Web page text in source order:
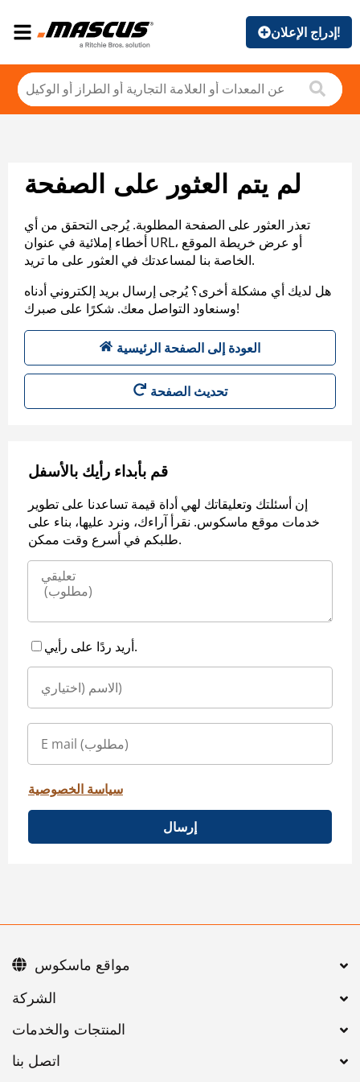
إدراج الإعلان!
لم يتم العثور على الصفحة
تعذر العثور على الصفحة المطلوبة. يُرجى التحقق من أي
أخطاء إملائية في عنوان URL، أو عرض خريطة الموقع
الخاصة بنا لمساعدتك في العثور على ما تريد.
هل لديك أي مشكلة أخرى؟ يُرجى إرسال بريد إلكتروني أدناه
وسنعاود التواصل معك. شكرًا على صبرك!
العودة إلى الصفحة الرئيسية
تحديث الصفحة
قم بأبداء رأيك بالأسفل
إن أسئلتك وتعليقاتك لهي أداة قيمة تساعدنا على تطوير
خدمات موقع ماسكوس. نقرأ آراءك، ونرد عليها، بناء على
طلبكم في أسرع وقت ممكن.
أريد ردًا على رأيي.
سياسة الخصوصية
إرسال
اتصل بنا
مواقع ماسكوس